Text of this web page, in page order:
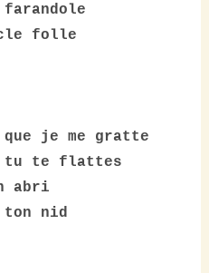
folle
je me gratte
tu te flattes
abri
nid